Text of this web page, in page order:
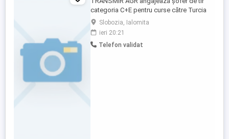
categoria C+E pentru curse către Turcia
tur-retur. Salariu: 550 euro per cursă.
Slobozia, Ialomita
ieri 20:21
Telefon validat